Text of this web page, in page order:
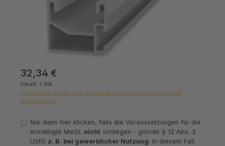
Regulärer Preis:
32,34 €
Inhalt: 1 Stk.
Preise inkl. MwSt. zzgl. Versandkosten bei Lieferung nach
Deutschland
Nur dann hier klicken, falls die Voraussetzungen für die
ermäßigte MwSt. nicht vorliegen - gemäß § 12 Abs. 3
UStG z. B. bei gewerblicher Nutzung. In diesem Fall